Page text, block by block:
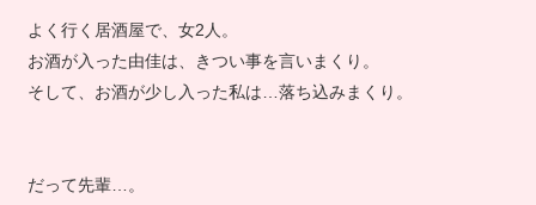
よく行く居酒屋で、女2人。
お酒が入った由佳は、きつい事を言いまくり。
そして、お酒が少し入った私は…落ち込みまくり。
だって先輩…。